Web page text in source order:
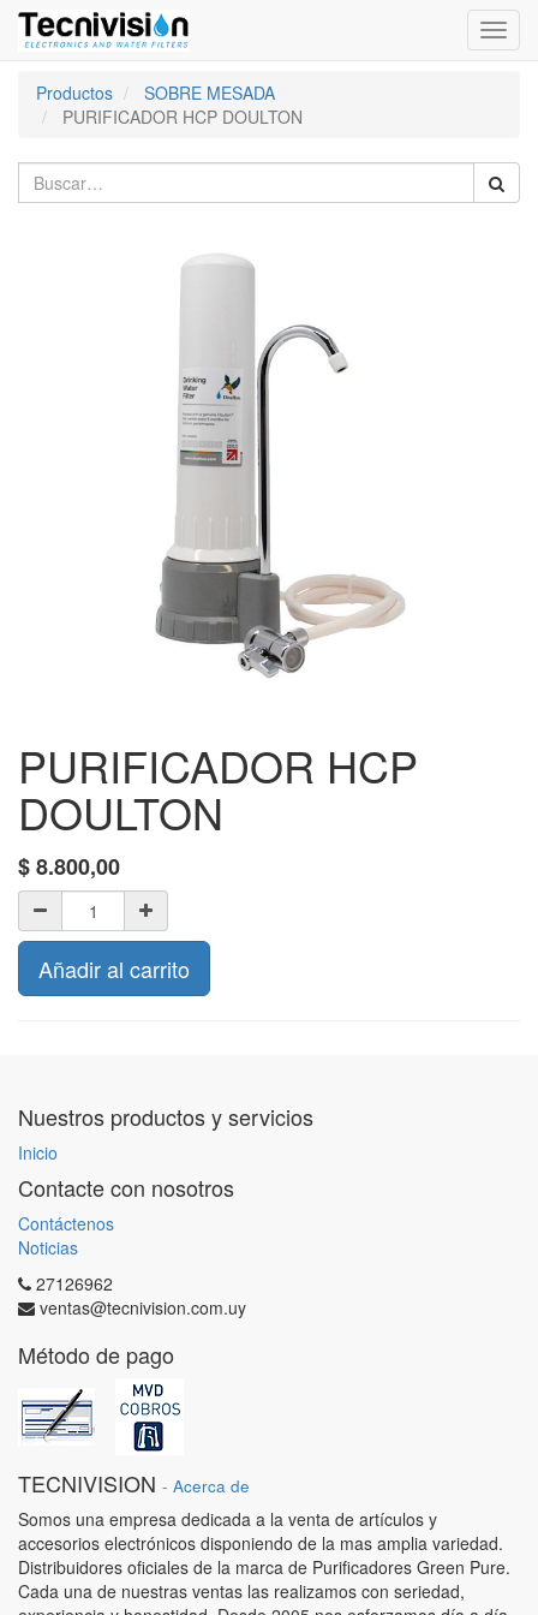
Productos
SOBRE MESADA
PURIFICADOR HCP DOULTON
PURIFICADOR HCP
DOULTON
$8.800,00
Añadir al carrito
Nuestros productos y servicios
Inicio
Contacte con nosotros
Contáctenos
Noticias
27126962
ventas@tecnivision.com.uy
Método de pago
TECNIVISION - Acerca de
Somos una empresa dedicada a la venta de artículos y
accesorios electrónicos disponiendo de la mas amplia variedad.
Distribuidores oficiales de la marca de Purificadores Green Pure.
Cada una de nuestras ventas las realizamos con seriedad,